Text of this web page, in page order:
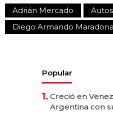
Adrián Mercado Autos
Diego Armando Maradona
Popular
1. Creció en
Argentina con